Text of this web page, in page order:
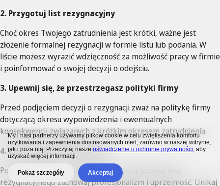
My i nasi partnerzy używamy plików cookie w celu zwiększenia komfortu
użytkowania i zapewnienia dostosowanych ofert, zarówno w naszej witrynie,
jak i poza nią. Przeczytaj nasze oświadczenie o ochronie prywatności, aby
uzyskać więcej informacji.
Pokaż szczegóły Akceptuj
2. Przygotuj list rezygnacyjny
Choć okres Twojego zatrudnienia jest krótki, ważne jest
złożenie formalnej rezygnacji w formie listu lub podania. W
liście możesz wyrazić wdzięczność za możliwość pracy w firmie
i poinformować o swojej decyzji o odejściu.
3. Upewnij się, że przestrzegasz polityki firmy
Przed podjęciem decyzji o rezygnacji zważ na politykę firmy
dotyczącą okresu wypowiedzenia i ewentualnych
konsekwencji związanych z krótkim okresem zatrudnienia.
4. Zachowaj profesjonalizm
Podczas rozmowy z przełożonym i przy pisaniu listu
rezygnacyjnego zachowaj profesjonalizm i uprzejmość. Unikaj